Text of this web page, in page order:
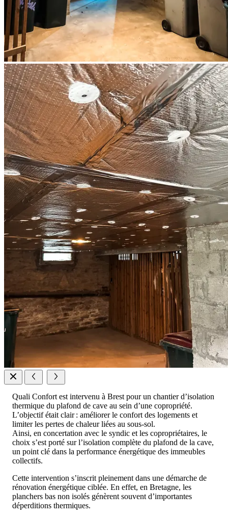
Quali Confort est intervenu à Brest pour un chantier d’isolation
thermique du plafond de cave au sein d’une copropriété.
L’objectif était clair : améliorer le confort des logements et
limiter les pertes de chaleur liées au sous‑sol.
Ainsi, en concertation avec le syndic et les copropriétaires, le
choix s’est porté sur l’isolation complète du plafond de la cave,
un point clé dans la performance énergétique des immeubles
collectifs.
Cette intervention s’inscrit pleinement dans une démarche de
rénovation énergétique ciblée. En effet, en Bretagne, les
planchers bas non isolés génèrent souvent d’importantes
déperditions thermiques.